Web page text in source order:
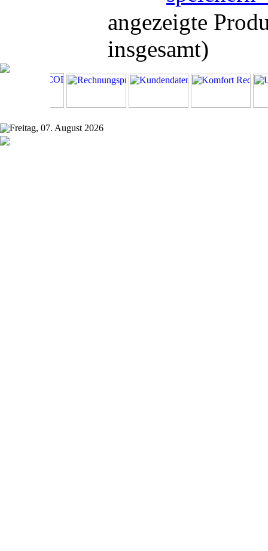
angezeigte
insgesamt)
Freitag, 07. August 2026